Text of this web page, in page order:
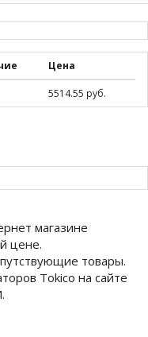
Цена
5514.55 руб.
магазине
цене.
товары.
Tokico на сайте